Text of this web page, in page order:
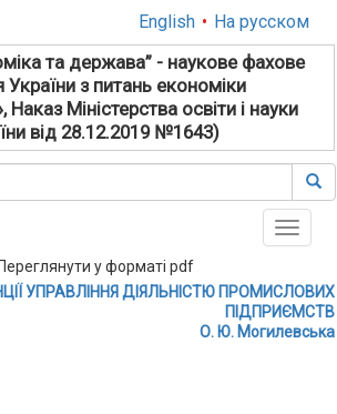
English • На русском
та держава” - наукове фахове
України з питань економіки
Наказ Міністерства освіти і науки
від 28.12.2019 №1643)
Toggle
УПРАВЛІННЯ ДІЯЛЬНІСТЮ ПРОМИСЛОВИХ
ПІДПРИЄМСТВ
О. Ю. Могилевська